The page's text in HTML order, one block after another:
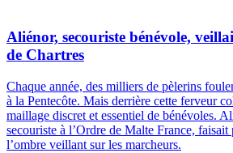
Aliénor, secouriste bénévole,
de Chartres
Chaque année, des milliers de pèlerins
à la Pentecôte. Mais derrière cette ferveur
maillage discret et essentiel de bénévoles.
secouriste à l’Ordre de Malte France, faisait
l’ombre veillant sur les marcheurs.